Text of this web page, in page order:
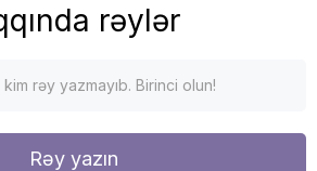
rəylər
rəy yazmayıb. Birinci olun!
Rəy yazın